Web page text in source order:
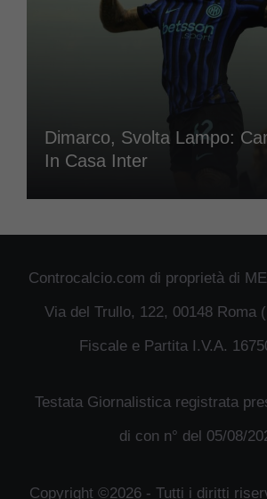
Dimarco, Svolta Lampo:
In Casa Inter
Controcalcio.com di proprietà di
Via del Trullo, 122, 00148 Roma
Fiscale e Partita I.V.A.
Testata Giornalistica registrata
di con n° del 05/08/
Copyright ©2026 - Tutti i diritti